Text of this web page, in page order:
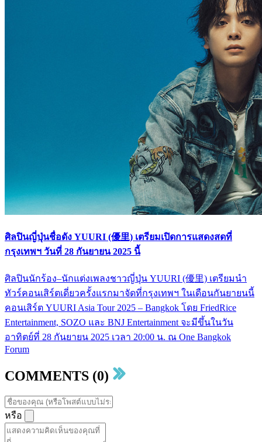
ศิลปินญี่ปุ่นชื่อดัง YUURI (優里) เตรียมเปิดการแสดงสดที่
กรุงเทพฯ วันที่ 28 กันยายน 2025 นี้
ศิลปินนักร้อง–นักแต่งเพลงชาวญี่ปุ่น YUURI (優里) เตรียมนำ
ทัวร์คอนเสิร์ตเดี่ยวครั้งแรกมาจัดที่กรุงเทพฯ ในเดือนกันยายนนี้
คอนเสิร์ต YUURI Asia Tour 2025 – Bangkok โดย FriedRice
Entertainment, SOZO และ BNJ Entertainment จะมีขึ้นในวัน
อาทิตย์ที่ 28 กันยายน 2025 เวลา 20:00 น. ณ One Bangkok
Forum
COMMENTS (0)
หรือ